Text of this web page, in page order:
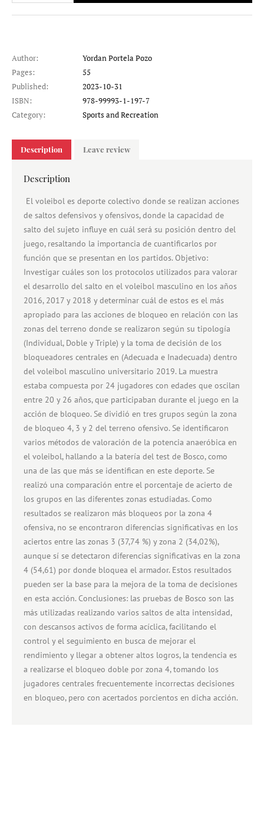
Author:
Yordan Portela Pozo
Pages:
55
Published:
2023-10-31
ISBN:
978-99993-1-197-7
Category:
Sports and Recreation
Description Leave review
Description
El voleibol es deporte colectivo donde se realizan acciones
de saltos defensivos y ofensivos, donde la capacidad de
salto del sujeto influye en cuál será su posición dentro del
juego, resaltando la importancia de cuantificarlos por
función que se presentan en los partidos. Objetivo:
Investigar cuáles son los protocolos utilizados para valorar
el desarrollo del salto en el voleibol masculino en los años
2016, 2017 y 2018 y determinar cuál de estos es el más
apropiado para las acciones de bloqueo en relación con las
zonas del terreno donde se realizaron según su tipología
(Individual, Doble y Triple) y la toma de decisión de los
bloqueadores centrales en (Adecuada e Inadecuada) dentro
del voleibol masculino universitario 2019. La muestra
estaba compuesta por 24 jugadores con edades que oscilan
entre 20 y 26 años, que participaban durante el juego en la
acción de bloqueo. Se dividió en tres grupos según la zona
de bloqueo 4, 3 y 2 del terreno ofensivo. Se identificaron
varios métodos de valoración de la potencia anaeróbica en
el voleibol, hallando a la batería del test de Bosco, como
una de las que más se identifican en este deporte. Se
realizó una comparación entre el porcentaje de acierto de
los grupos en las diferentes zonas estudiadas. Como
resultados se realizaron más bloqueos por la zona 4
ofensiva, no se encontraron diferencias significativas en los
aciertos entre las zonas 3 (37,74 %) y zona 2 (34,02%),
aunque sí se detectaron diferencias significativas en la zona
4 (54,61) por donde bloquea el armador. Estos resultados
pueden ser la base para la mejora de la toma de decisiones
en esta acción. Conclusiones: las pruebas de Bosco son las
más utilizadas realizando varios saltos de alta intensidad,
con descansos activos de forma acíclica, facilitando el
control y el seguimiento en busca de mejorar el
rendimiento y llegar a obtener altos logros, la tendencia es
a realizarse el bloqueo doble por zona 4, tomando los
jugadores centrales frecuentemente incorrectas decisiones
en bloqueo, pero con acertados porcientos en dicha acción.